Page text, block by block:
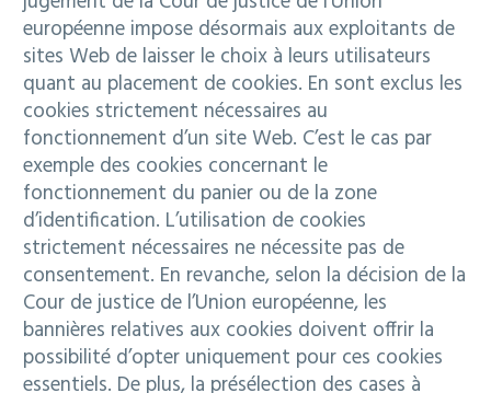
européenne impose désormais aux exploitants de
sites Web de laisser le choix à leurs utilisateurs
quant au placement de cookies. En sont exclus les
cookies strictement nécessaires au
fonctionnement d’un site Web. C’est le cas par
exemple des cookies concernant le
fonctionnement du panier ou de la zone
d’identification. L’utilisation de cookies
strictement nécessaires ne nécessite pas de
consentement. En revanche, selon la décision de la
Cour de justice de l’Union européenne, les
bannières relatives aux cookies doivent offrir la
possibilité d’opter uniquement pour ces cookies
essentiels. De plus, la présélection des cases à